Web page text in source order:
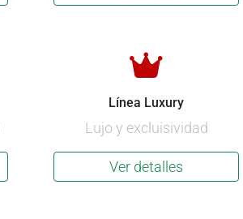
Línea Luxury
Lujo y excluisividad
Ver detalles